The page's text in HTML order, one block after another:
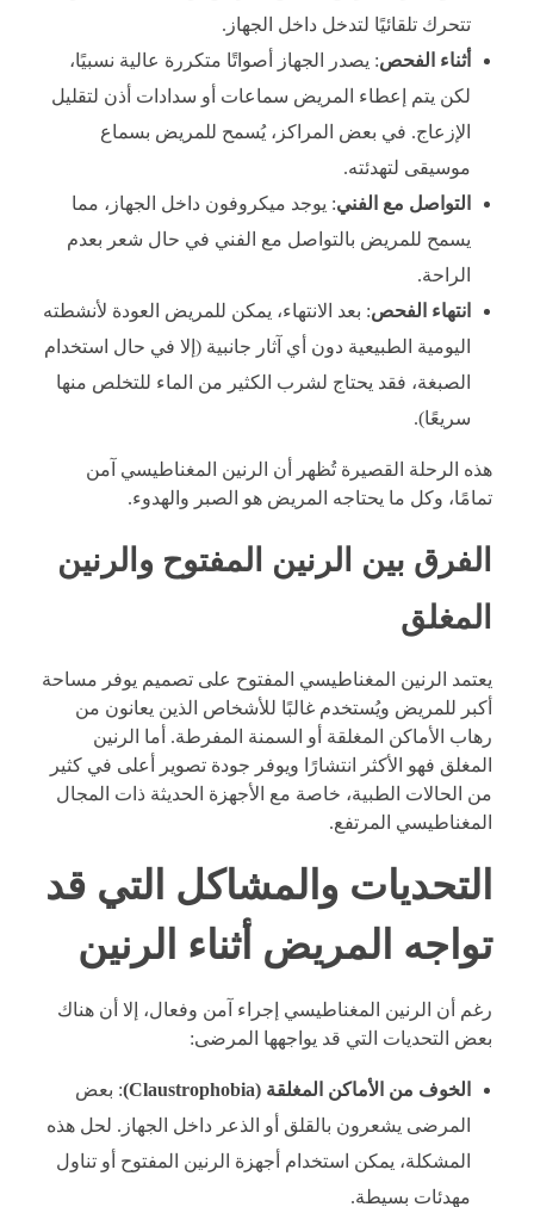
تتحرك تلقائيًا لتدخل داخل الجهاز.
أثناء الفحص: يصدر الجهاز أصواتًا متكررة عالية نسبيًا،
لكن يتم إعطاء المريض سماعات أو سدادات أذن لتقليل
الإزعاج. في بعض المراكز، يُسمح للمريض بسماع
موسيقى لتهدئته.
التواصل مع الفني: يوجد ميكروفون داخل الجهاز، مما
يسمح للمريض بالتواصل مع الفني في حال شعر بعدم
الراحة.
انتهاء الفحص: بعد الانتهاء، يمكن للمريض العودة لأنشطته
اليومية الطبيعية دون أي آثار جانبية (إلا في حال استخدام
الصبغة، فقد يحتاج لشرب الكثير من الماء للتخلص منها
سريعًا).
هذه الرحلة القصيرة تُظهر أن الرنين المغناطيسي آمن
تمامًا، وكل ما يحتاجه المريض هو الصبر والهدوء.
الفرق بين الرنين المفتوح والرنين
المغلق
يعتمد الرنين المغناطيسي المفتوح على تصميم يوفر مساحة
أكبر للمريض ويُستخدم غالبًا للأشخاص الذين يعانون من
رهاب الأماكن المغلقة أو السمنة المفرطة. أما الرنين
المغلق فهو الأكثر انتشارًا ويوفر جودة تصوير أعلى في كثير
من الحالات الطبية، خاصة مع الأجهزة الحديثة ذات المجال
المغناطيسي المرتفع.
التحديات والمشاكل التي قد
تواجه المريض أثناء الرنين
رغم أن الرنين المغناطيسي إجراء آمن وفعال، إلا أن هناك
بعض التحديات التي قد يواجهها المرضى:
الخوف من الأماكن المغلقة (Claustrophobia)
: بعض
المرضى يشعرون بالقلق أو الذعر داخل الجهاز. لحل هذه
المشكلة، يمكن استخدام أجهزة الرنين المفتوح أو تناول
مهدئات بسيطة.